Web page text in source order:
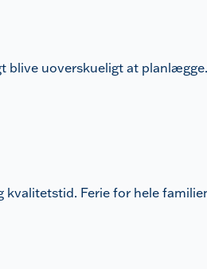
blive uoverskueligt at
Ferie for hele